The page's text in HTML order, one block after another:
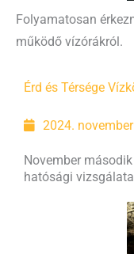
Folyamatosan
működő vízórákról.
Érd és Térsége
2024.
November
hatósági vizsgálata